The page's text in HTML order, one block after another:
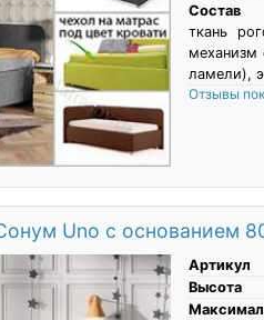
Состав
ткань
механизм
ламели),
Отзывы
Uno с основанием
Артикул
Высота